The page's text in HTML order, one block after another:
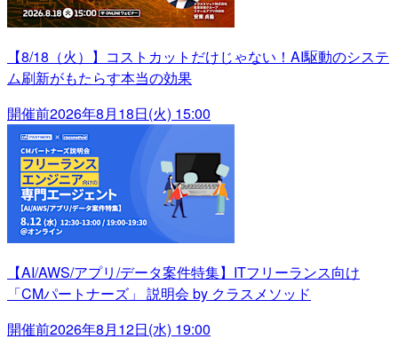
【8/18（火）】コストカットだけじゃない！AI駆動のシステ
ム刷新がもたらす本当の効果
開催前2026年8月18日(火) 15:00
【AI/AWS/アプリ/データ案件特集】ITフリーランス向け
「CMパートナーズ」 説明会 by クラスメソッド
開催前2026年8月12日(水) 19:00